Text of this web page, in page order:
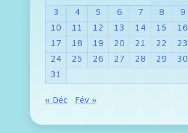
3
4 5 6 7 8
9
10
11 12 13 14 15
16
17
18 19 20 21 22
23
24
25 26 27 28 29
30
31
« Déc Fév »